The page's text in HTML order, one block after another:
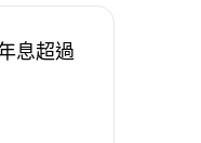
息超過